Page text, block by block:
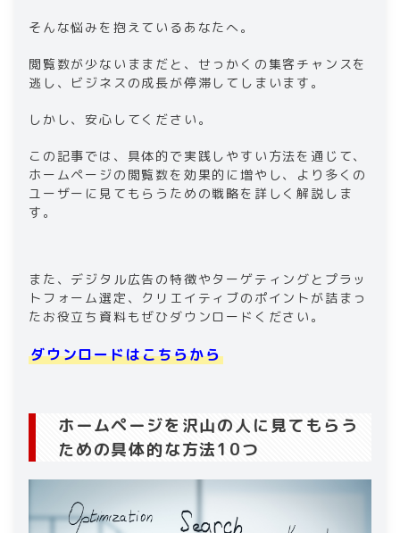
そんな悩みを抱えているあなたへ。
閲覧数が少ないままだと、せっかくの集客チャンスを
逃し、ビジネスの成長が停滞してしまいます。
しかし、安心してください。
この記事では、具体的で実践しやすい方法を通じて、
ホームページの閲覧数を効果的に増やし、より多くの
ユーザーに見てもらうための戦略を詳しく解説しま
す。
また、デジタル広告の特徴やターゲティングとプラッ
トフォーム選定、クリエイティブのポイントが詰まっ
たお役立ち資料もぜひダウンロードください。
ダウンロードはこちらから
ホームページを沢山の人に見てもらう
ための具体的な方法10つ